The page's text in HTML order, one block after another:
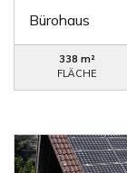
Bürohaus
338 m²
FLÄCHE